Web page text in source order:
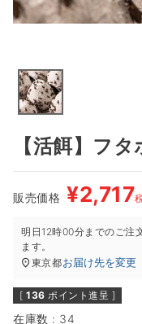
【活餌】フ
販売価格 ¥2,717
明日 12時00分までのご注
ます。
東京都お届け先を変更
[ 136 ポイント進呈 ]
在庫数 34